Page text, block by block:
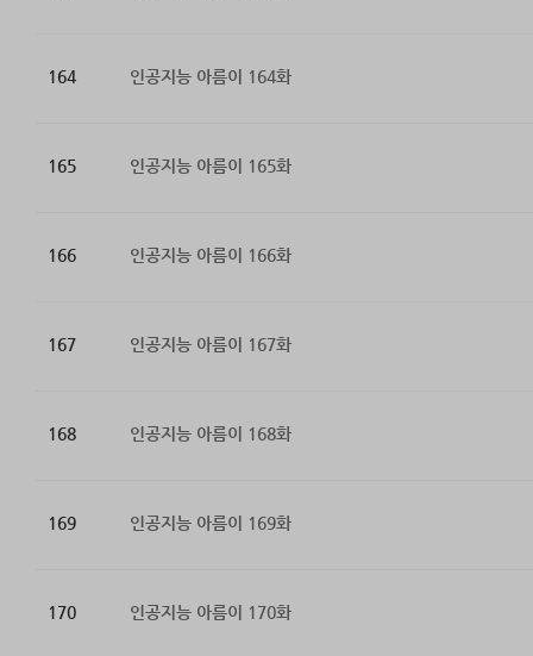
164 인공지능 아름이 164화
165 인공지능 아름이 165화
166 인공지능 아름이 166화
167 인공지능 아름이 167화
168 인공지능 아름이 168화
169 인공지능 아름이 169화
170 인공지능 아름이 170화